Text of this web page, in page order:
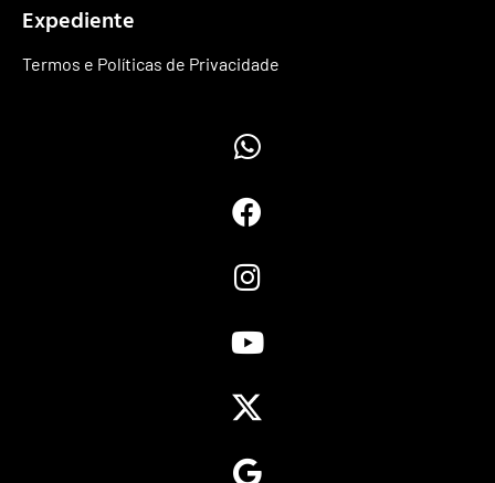
Expediente
Termos e Políticas de Privacidade